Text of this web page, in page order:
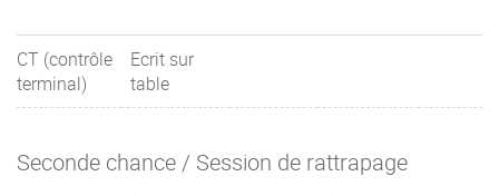
CT (contrôle
terminal)
Ecrit sur
table
Seconde chance / Session de rattrapage